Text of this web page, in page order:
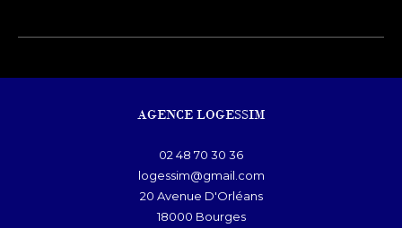
AGENCE LOGESSIM
02 48 70 30 36
logessim@gmail.com
20 Avenue D'Orléans
18000
bourges